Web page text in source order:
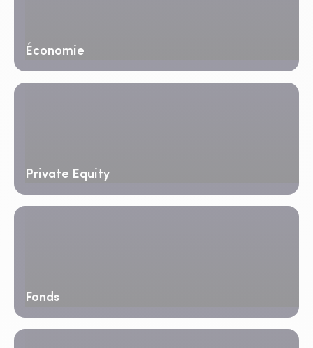
Économie
Private Equity
Fonds